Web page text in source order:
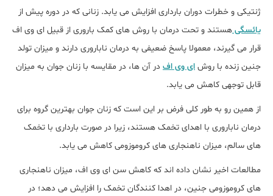
ژنتیکی و خطرات دوران بارداری افزایش می یابد. زنانی که در دوره پیش از
یائسگی هستند و تحت درمان با روش های کمک باروری از قبیل ای وی اف
قرار می گیرند، معمولا پاسخ ضعیفی به درمان ناباروری دارند و میزان تولد
جنین زنده با روش ای وی اف در آن ها، در مقایسه با زنان جوان به میزان
قابل توجهی کاهش می یابد.
از همین رو به طور کلی فرض بر این است که زنان جوان بهترین گروه برای
درمان ناباروری با اهدای تخمک هستند، زیرا در صورت بارداری با تخمک
های سالم، میزان ناهنجاری های کروموزومی کاهش می یابد.
مطالعات اخیر نشان داده اند که کاهش سن ای وی اف، میزان ناهنجاری
های کروموزومی جنین، در اهدا کنندگان تخمک را افزایش می دهد؛ در